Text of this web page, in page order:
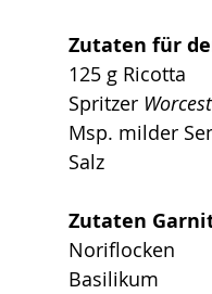
Zutaten für
125 g Ricotta
Spritzer
Msp. milder
Salz
Zutaten
Noriflocken
Basilikum